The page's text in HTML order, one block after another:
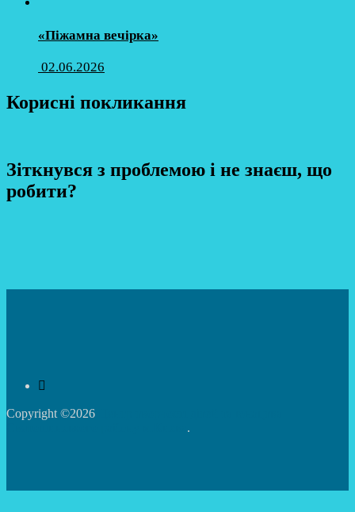
«Піжамна вечірка»
02.06.2026
Корисні покликання
Зіткнувся з проблемою і не знаєш, що
робити?
Copyright ©2026
.